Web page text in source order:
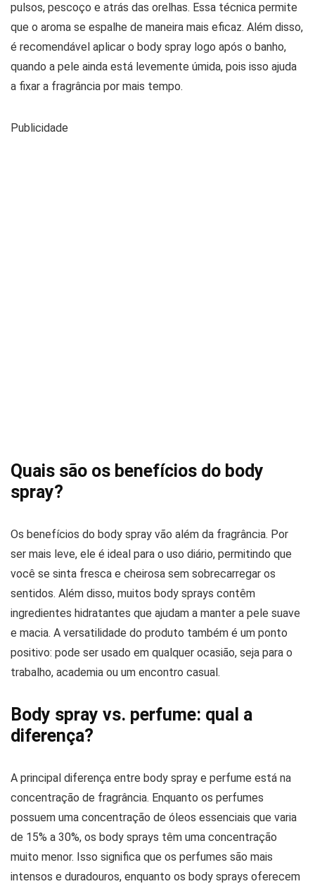
pulsos, pescoço e atrás das orelhas. Essa técnica permite
que o aroma se espalhe de maneira mais eficaz. Além disso,
é recomendável aplicar o body spray logo após o banho,
quando a pele ainda está levemente úmida, pois isso ajuda
a fixar a fragrância por mais tempo.
Publicidade
Quais são os benefícios do body
spray?
Os benefícios do body spray vão além da fragrância. Por
ser mais leve, ele é ideal para o uso diário, permitindo que
você se sinta fresca e cheirosa sem sobrecarregar os
sentidos. Além disso, muitos body sprays contêm
ingredientes hidratantes que ajudam a manter a pele suave
e macia. A versatilidade do produto também é um ponto
positivo: pode ser usado em qualquer ocasião, seja para o
trabalho, academia ou um encontro casual.
Body spray vs. perfume: qual a
diferença?
A principal diferença entre body spray e perfume está na
concentração de fragrância. Enquanto os perfumes
possuem uma concentração de óleos essenciais que varia
de 15% a 30%, os body sprays têm uma concentração
muito menor. Isso significa que os perfumes são mais
intensos e duradouros, enquanto os body sprays oferecem